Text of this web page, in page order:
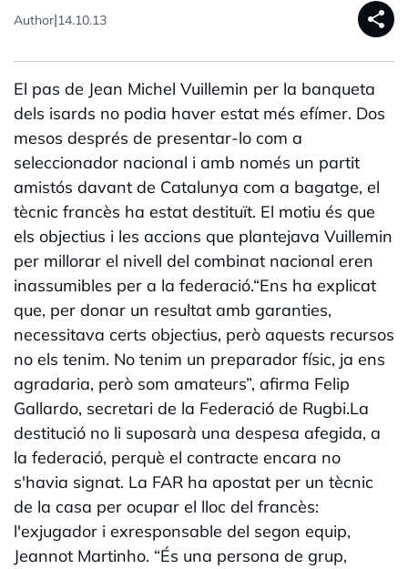
Author|14.10.13 share
El pas de Jean Michel Vuillemin per la banqueta
dels isards no podia haver estat més efímer. Dos
mesos després de presentar-lo com a
seleccionador nacional i amb només un partit
amistós davant de Catalunya com a bagatge, el
tècnic francès ha estat destituït. El motiu és que
els objectius i les accions que plantejava Vuillemin
per millorar el nivell del combinat nacional eren
inassumibles per a la federació.“Ens ha explicat
que, per donar un resultat amb garanties,
necessitava certs objectius, però aquests recursos
no els tenim. No tenim un preparador físic, ja ens
agradaria, però som amateurs”, afirma Felip
Gallardo, secretari de la Federació de Rugbi.La
destitució no li suposarà una despesa afegida, a
la federació, perquè el contracte encara no
s'havia signat. La FAR ha apostat per un tècnic
de la casa per ocupar el lloc del francès:
l'exjugador i exresponsable del segon equip,
Jeannot Martinho. “És una persona de grup,